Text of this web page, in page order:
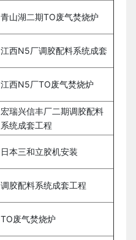
青山湖二期TO废气焚烧炉
江西N5厂调胶配料系统成套
江西N5厂TO废气焚烧炉
宏瑞兴信丰厂二期调胶配料
系统成套工程
日本三和立胶机安装
调胶配料系统成套工程
TO废气焚烧炉